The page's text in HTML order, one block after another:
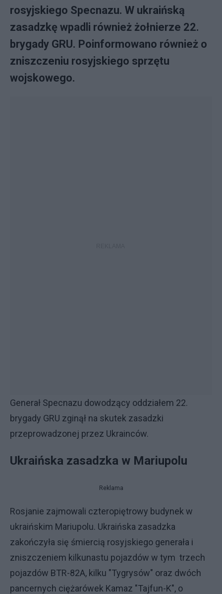
rosyjskiego Specnazu. W ukraińską
zasadzkę wpadli również żołnierze 22.
brygady GRU. Poinformowano również o
zniszczeniu rosyjskiego sprzętu
wojskowego.
Generał Specnazu dowodzący oddziałem 22.
brygady GRU zginął na skutek zasadzki
przeprowadzonej przez Ukrainców.
Ukraińska zasadzka w Mariupolu
Reklama
Rosjanie zajmowali czteropiętrowy budynek w
ukraińskim Mariupolu. Ukraińska zasadzka
zakończyła się śmiercią rosyjskiego generała i
zniszczeniem kilkunastu pojazdów w tym trzech
pojazdów BTR-82A, kilku "Tygrysów" oraz dwóch
pancernych ciężarówek Kamaz "Tajfun-K", o